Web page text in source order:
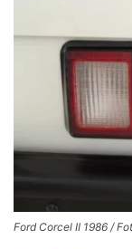
Ford Corcel II 1986 /